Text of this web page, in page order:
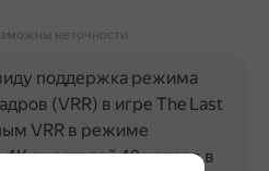
неточности
поддержка режима
(VRR) в игре The Last
VRR в режиме
с частотой 40 кадров в